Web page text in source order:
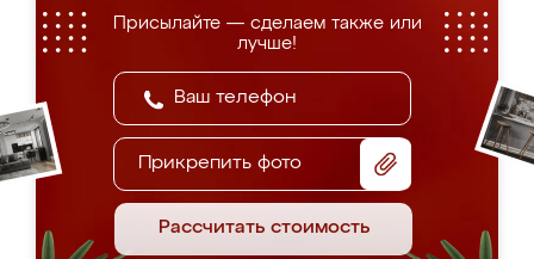
Присылайте — сделаем также или
лучше!
Прикрепить фото
Рассчитать стоимость